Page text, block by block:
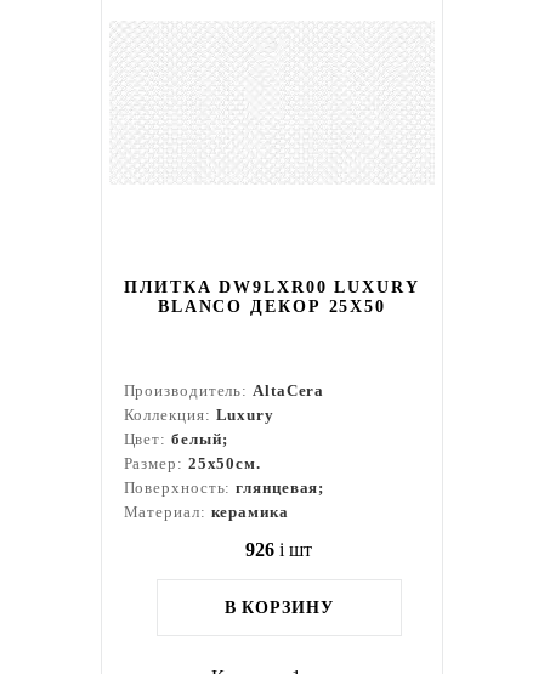
ПЛИТКА DW9LXR00 LUXURY
BLANCO ДЕКОР 25Х50
Производитель:AltaCera
Коллекция: Luxury
Цвет: белый;
Размер: 25x50см.
Поверхность:глянцевая;
Материал: керамика
926 i шт
В КОРЗИНУ